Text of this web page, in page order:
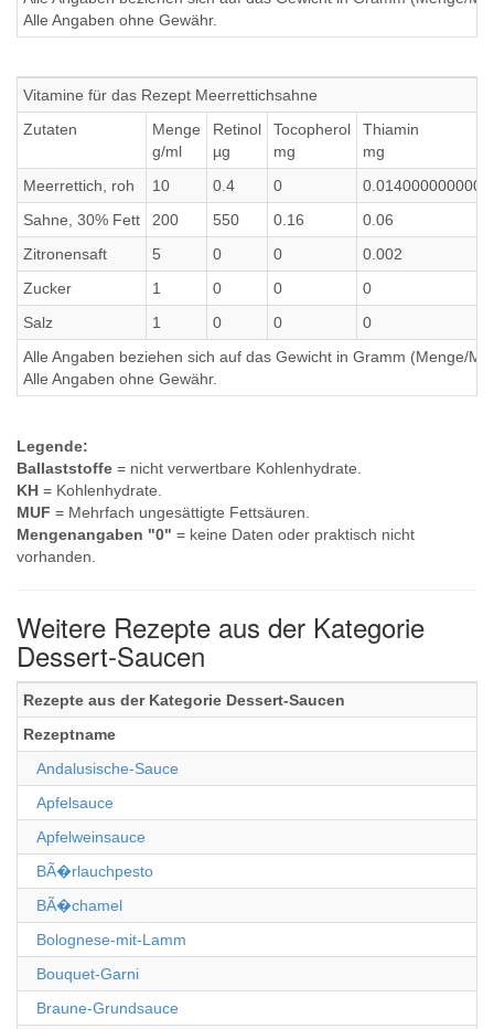
Alle Angaben ohne Gewähr.
Vitamine für das Rezept Meerrettichsahne
Zutaten
Menge
g/ml
Retinol
µg
Tocopherol
mg
Thiamin
mg
Meerrettich, roh
10 0.4 0
Sahne, 30% Fett
200 550 0.16
0.06
Zitronensaft
5 0 0
0.002
Zucker
1 0 0
0
Salz
1 0 0
0
Alle Angaben beziehen sich auf das Gewicht in Gramm (Menge/
Alle Angaben ohne Gewähr.
Legende:
Ballaststoffe = nicht verwertbare Kohlenhydrate.
KH = Kohlenhydrate.
MUF = Mehrfach ungesättigte Fettsäuren.
Mengenangaben "0" = keine Daten oder praktisch nicht
vorhanden.
Weitere Rezepte aus der Kategorie
Dessert-Saucen
Rezepte aus der Kategorie Dessert-Saucen
Rezeptname
Andalusische-Sauce
Apfelsauce
Apfelweinsauce
BÃ�rlauchpesto
BÃ�chamel
Bolognese-mit-Lamm
Bouquet-Garni
Braune-Grundsauce